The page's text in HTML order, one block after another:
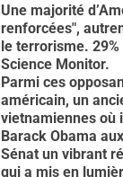
Une majorité
renforcées",
le terrorisme.
Science Monitor.
Parmi ces
américain, un
vietnamiennes où
Barack Obama
Sénat un vibrant
qui a mis en